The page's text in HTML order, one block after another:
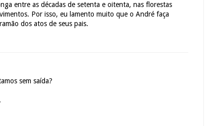
entre as décadas de setenta e oitenta, nas florestas
Por isso, eu lamento muito que o André faça
dos atos de seus pais.
sem saída?